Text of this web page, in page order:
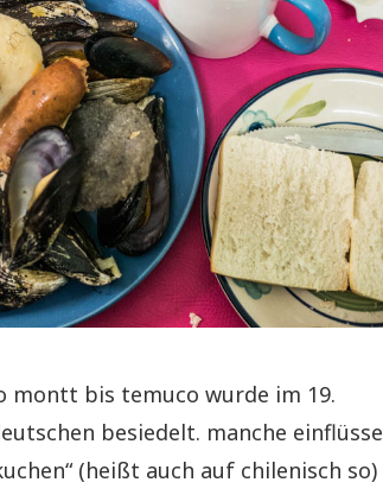
montt bis temuco wurde im 19.
besiedelt. manche einflüsse
(heißt auch auf chilenisch so)